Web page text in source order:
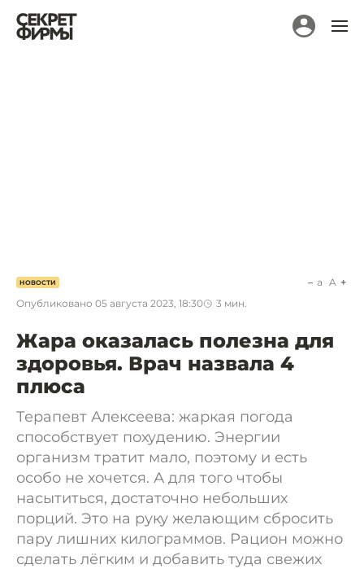
НОВОСТИ
Опубликовано 05 августа 2023, 18:30 3 мин.
a A
Жара оказалась полезна для
здоровья. Врач назвала 4
плюса
Терапевт Алексеева: жаркая погода
способствует похудению. Энергии
организм тратит мало, поэтому и есть
особо не хочется. А для того чтобы
насытиться, достаточно небольших
порций. Это на руку желающим сбросить
пару лишних килограммов. Рацион можно
сделать лёгким и добавить туда свежих